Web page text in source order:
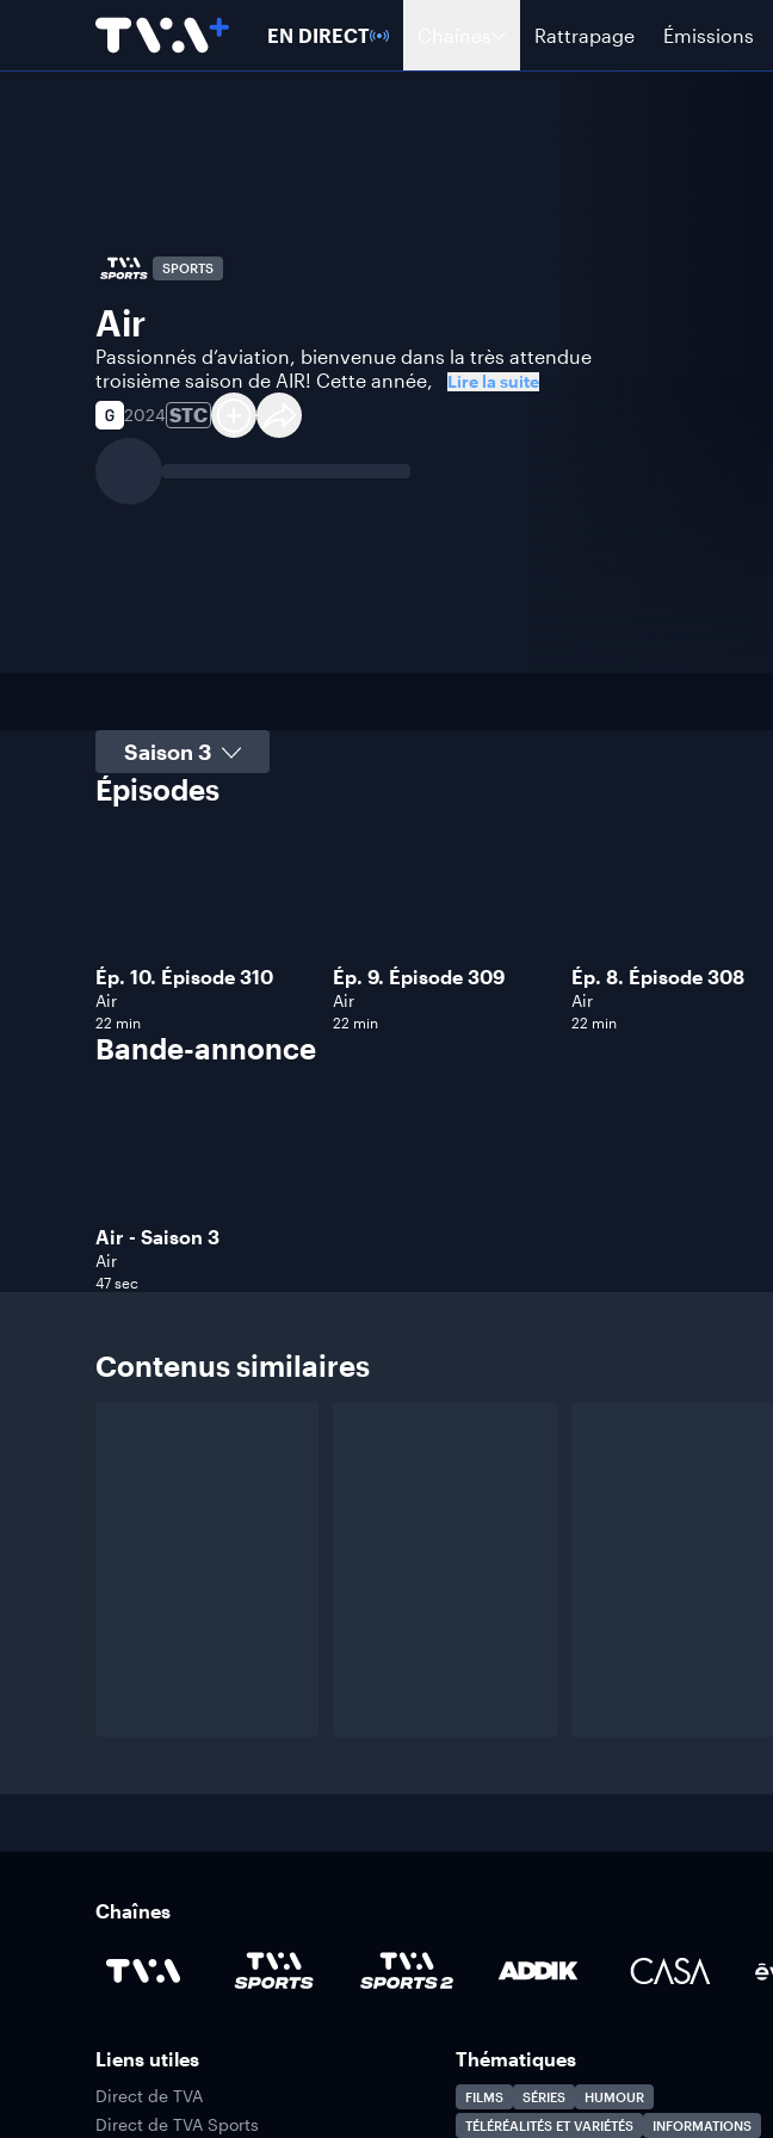
EN DIRECT Rattrapage Émissions
SPORTS
Air
Passionnés d’aviation, bienvenue dans la très attendue
troisième saison de AIR! Cette année,
Lire la suite
2024 STC
Sélectionner une saison
Épisodes
Ép. 10. Épisode 310
Air
22 min
Ép. 9. Épisode 309
Air
22 min
Ép. 8. Épisode 308
Air
22 min
Bande-annonce
Air - Saison 3
Air
47 sec
Contenussimilaires
Chaînes
Liens utiles
Direct de TVA
Direct de TVA Sports
Thématiques
FILMS SÉRIES
HUMOUR
TÉLÉRÉALITÉS ET VARIÉTÉS
INFORMATIONS